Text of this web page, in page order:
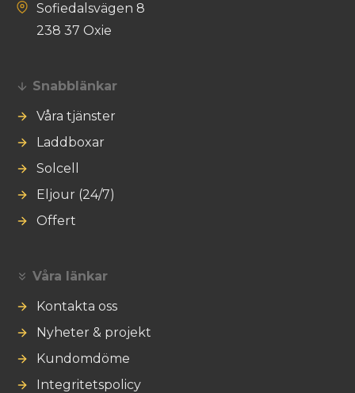
Sofiedalsvägen 8
238 37 Oxie
Snabblänkar
Våra tjänster
Laddboxar
Solcell
Eljour (24/7)
Offert
Våra länkar
Kontakta oss
Nyheter & projekt
Kundomdöme
Integritetspolicy